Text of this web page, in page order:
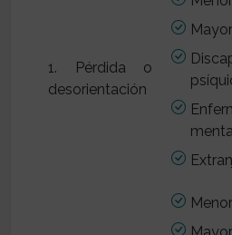
1. Pérdida o
desorientación